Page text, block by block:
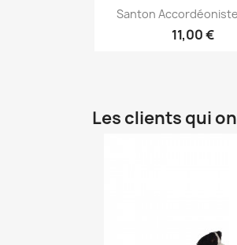
 Aperçu
Santon
11,00 €
Les clients qui